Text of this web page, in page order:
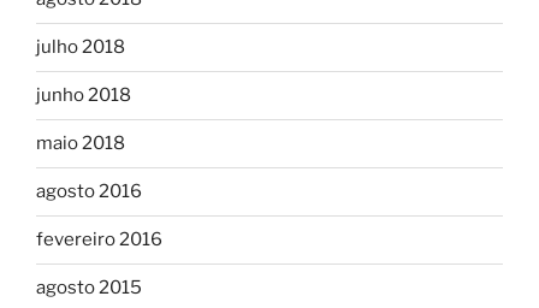
julho 2018
junho 2018
maio 2018
agosto 2016
fevereiro 2016
agosto 2015